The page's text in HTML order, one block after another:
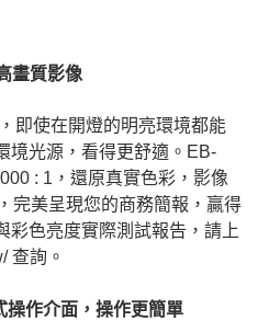
畫質影像
即使在開燈的明亮環境都能
境光源，看得更舒適。EB-
: 1，還原真實色彩，影像
完美呈現您的商務簡報，贏得
彩色亮度實際測試報告，請上
查詢。
作介面，操作更簡單